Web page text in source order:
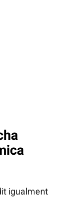
igualment